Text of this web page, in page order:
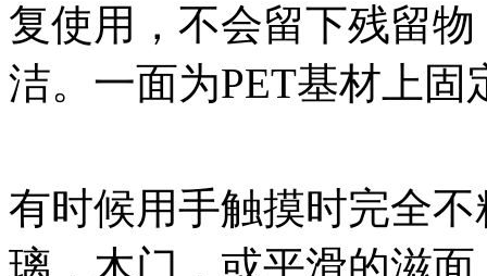
复使用，不会留下残留
洁。一面为PET基材上
有时候用手触摸时完全